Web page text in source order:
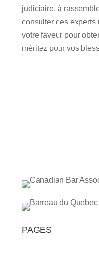
judiciaire, à
consulter des experts
votre faveur pour
méritez pour vos
PAGES